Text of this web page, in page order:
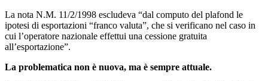
La nota N.M. 11/2/1998 escludeva “dal computo del plafond le
ipotesi di esportazioni “franco valuta”, che si verificano nel caso in
cui l’operatore nazionale effettui una cessione gratuita
all’esportazione”.
La problematica non è nuova, ma è sempre attuale.